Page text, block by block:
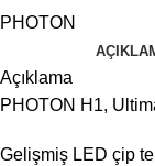
PHOTON
Açıklama
PHOTON H1,
Gelişmiş LED çip